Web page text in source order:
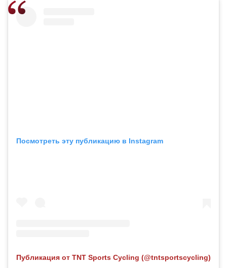
Посмотреть эту публикацию в Instagram
Публикация от TNT Sports Cycling (@tntsportscycling)